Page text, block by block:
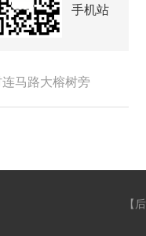
手机站
马路大榕树旁
【